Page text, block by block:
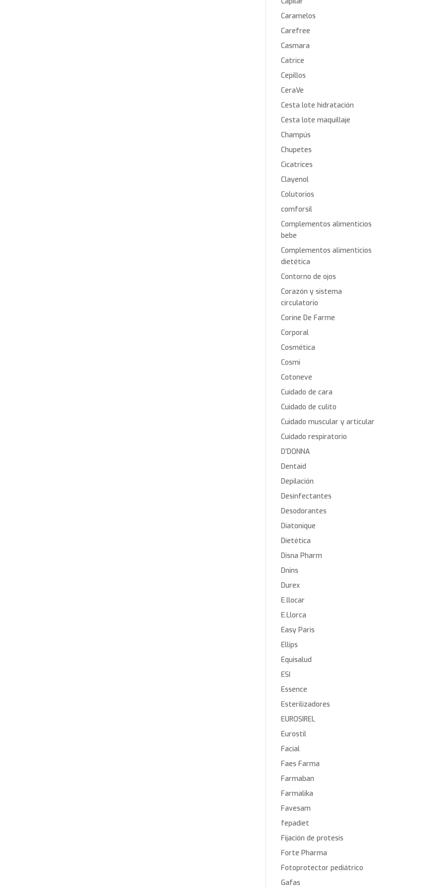
Caramelos
Carefree
Casmara
Catrice
Cepillos
CeraVe
Cesta lote hidratación
Cesta lote maquillaje
Champús
Chupetes
Cicatrices
Clayenol
Colutorios
comforsil
Complementos alimenticios
bebe
Complementos alimenticios
dietética
Contorno de ojos
Corazón y sistema
circulatorio
Corine De Farme
Corporal
Cosmética
Cosmi
Cotoneve
Cuidado de cara
Cuidado de culito
Cuidado muscular y articular
Cuidado respiratorio
D’DONNA
Dentaid
Depilación
Desinfectantes
Desodorantes
Diatonique
Dietética
Disna Pharm
Dnins
Durex
E.llocar
E.Llorca
Easy Paris
Ellips
Equisalud
ESI
Essence
Esterilizadores
EUROSIREL
Eurostil
Facial
Faes Farma
Farmaban
Farmalika
Favesam
fepadiet
Fijación de protesis
Forte Pharma
Fotoprotector pediátrico
Gafas